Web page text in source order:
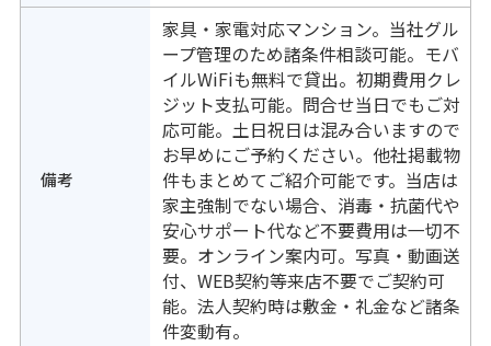
備考
家具・家電対応マンション。当社グル
ープ管理のため諸条件相談可能。モバ
イルWiFiも無料で貸出。初期費用クレ
ジット支払可能。問合せ当日でもご対
応可能。土日祝日は混み合いますので
お早めにご予約ください。他社掲載物
件もまとめてご紹介可能です。当店は
家主強制でない場合、消毒・抗菌代や
安心サポート代など不要費用は一切不
要。オンライン案内可。写真・動画送
付、WEB契約等来店不要でご契約可
能。法人契約時は敷金・礼金など諸条
件変動有。